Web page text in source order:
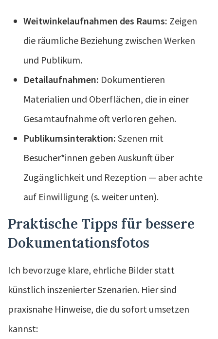
Weitwinkelaufnahmen des Raums: Zeigen
die räumliche Beziehung zwischen Werken
und Publikum.
Detailaufnahmen: Dokumentieren
Materialien und Oberflächen, die in einer
Gesamtaufnahme oft verloren gehen.
Publikumsinteraktion: Szenen mit
Besucher*innen geben Auskunft über
Zugänglichkeit und Rezeption — aber achte
auf Einwilligung (s. weiter unten).
Praktische Tipps für bessere
Dokumentationsfotos
Ich bevorzuge klare, ehrliche Bilder statt
künstlich inszenierter Szenarien. Hier sind
praxisnahe Hinweise, die du sofort umsetzen
kannst: